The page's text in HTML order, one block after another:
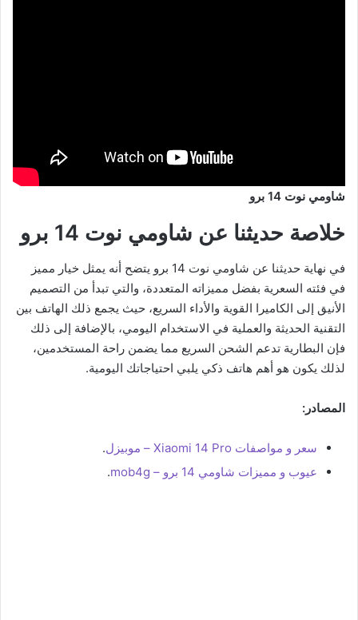
شاومي نوت 14 برو
خلاصة حديثنا عن شاومي نوت 14 برو
في نهاية حديثنا عن شاومي نوت 14 برو يتضح أنه يمثل خيار مميز
في فئته السعرية بفضل مميزاته المتعددة، والتي تبدأ من التصميم
الأنيق إلى الكاميرا القوية والأداء السريع، حيث يجمع ذلك الهاتف بين
التقنية الحديثة والعملية في الاستخدام اليومي، بالإضافة إلى ذلك
فإن البطارية تدعم الشحن السريع مما يضمن راحة المستخدمين،
لذلك يكون هو أهم هاتف ذكي يلبي احتياجاتك اليومية.
المصادر:
سعر و مواصفات Xiaomi 14 Pro – موبيزل
.
عيوب و مميزات شاومي 14 برو – mob4g
.